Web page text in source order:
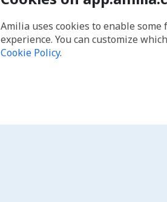
Amilia uses cookies to enable
experience. You can customize
Cookie Policy.